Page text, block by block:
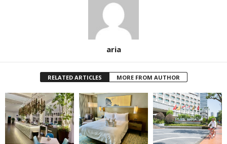
aria
RELATED ARTICLES MORE FROM AUTHOR